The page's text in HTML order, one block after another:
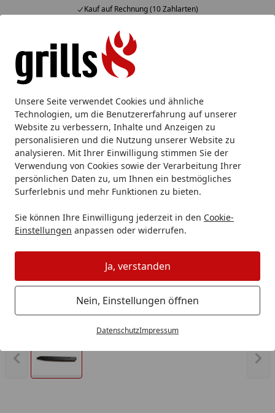
Unsere Seite verwendet Cookies und ähnliche
Technologien, um die Benutzererfahrung auf unserer
Website zu verbessern, Inhalte und Anzeigen zu
personalisieren und die Nutzung unserer Website zu
analysieren. Mit Ihrer Einwilligung stimmen Sie der
Verwendung von Cookies sowie der Verarbeitung Ihrer
persönlichen Daten zu, um Ihnen ein bestmögliches
Surferlebnis und mehr Funktionen zu bieten.
Sie können Ihre Einwilligung jederzeit in den Cookie-
Einstellungen anpassen oder widerrufen.
Ja, verstanden
Nein, Einstellungen öffnen
DatenschutzImpressum
Kauf auf Rechnung (10 Zahlarten)
Alle Produkte
Mein Konto
Suchen
Startseite
Nesmuk Nesmuk Messertasche & Pflege
Nesmuk Ledersteckscheide Slicer
260
Vorheriges Bild anzeigen